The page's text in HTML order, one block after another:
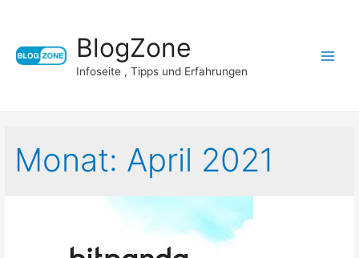
BlogZone
Infoseite , Tipps und Erfahrungen
Monat: April 2021